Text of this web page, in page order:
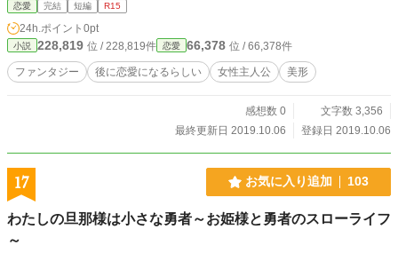
恋愛 完結 短編 R15
24h.ポイント 0pt
小説 228,819 位 / 228,819件 恋愛 66,378 位 / 66,378件
ファンタジー 後に恋愛になるらしい 女性主人公 美形
感想数 0
文字数 3,356
最終更新日 2019.10.06
登録日 2019.10.06
17 お気に入り追加 103
わたしの旦那様は小さな勇者～お姫様と勇者のスローライフ
～